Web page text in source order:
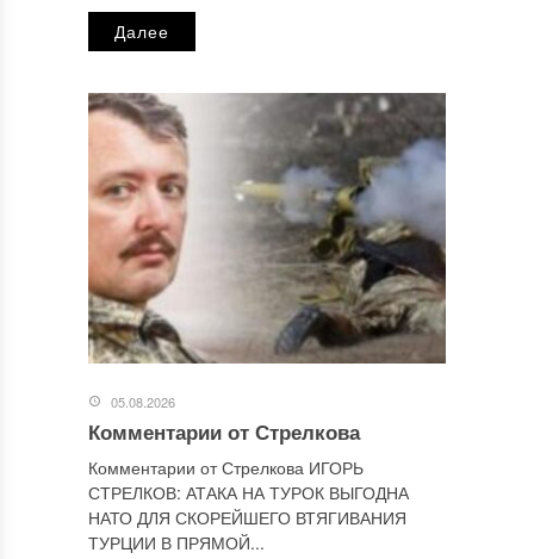
Этот сайт использует Akismet для борьбы со спамом.
Узнайте, как обрабатываются ваши данные комментариев
персональных данных.
Далее
05.08.2026
Комментарии от Стрелкова
Комментарии от Стрелкова ИГОРЬ
СТРЕЛКОВ: АТАКА НА ТУРОК ВЫГОДНА
НАТО ДЛЯ СКОРЕЙШЕГО ВТЯГИВАНИЯ
ТУРЦИИ В ПРЯМОЙ...